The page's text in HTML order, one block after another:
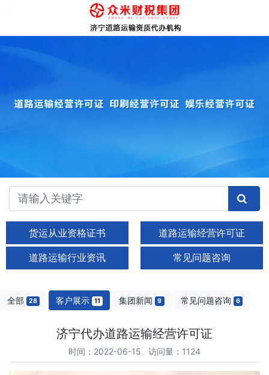
货运从业资格证书 道路运输经营许可证
道路运输行业资讯 常见问题咨询
全部 28 客户展示 11 集团新闻 9 常见问题咨询 6
济宁代办道路运输经营许可证
时间：2022-06-15 访问量：1124